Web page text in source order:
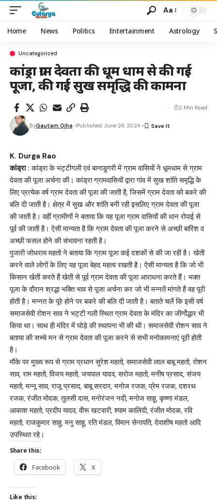
Aa
Home News Politics Entertainment Astrology
Uncategorized
कांड्रा ग्राम देवता की धूम धाम से की गई
पूजा, की गई सुख समृद्धि की कामना
ByGautam Ojha Published: June 24, 2024
2 Min Read
K. Durga Rao
कांड्रा : कांड्रा के भट्टीगली एवं बानाडुगरी में ग्राम वासियों ने धूमधाम से ग्राम
देवता की पूजा अर्चना की। कांड्रा ग्रामवासियों द्वारा गांव में सुख शांति समृद्धि के
लिए प्रत्येक वर्ष ग्राम देवता की पूजा की जाती है, जिसमें ग्राम देवता को बकरे की
बलि दी जाती है। क्षेत्र में सुख और शांति बनी रही इसलिए ग्राम देवता की पूजा
की जाती है। वहीं ग्रामीणों ने बताया कि यह पूजा ग्राम वासियों की धान रोपाई से
पूर्व की जाती है। ऐसी मान्यता है कि ग्राम देवता की पूजा करने से अच्छी बारिश व
अच्छी फसल होने की संभावना रहती है।
पुजारी जोधराय महतो ने बताया कि ग्राम पूजा कई दशकों से की जा रही है। खेती
करने वाले लोगों के लिए यह पूजा बेहद महत्व रखती है। ऐसी मान्यता है कि जो भी
किसान खेती करते हैं खेती से पूर्व ग्राम देवता की पूजा आराधना करते हैं। भक्त
पूजा के दौरान श्रद्धा भक्ति भाव से पूजा अर्चना कर जो भी मन्नतें मांगते हैं वह पूरी
होती है। मन्नत के पूरे होने पर बकरे की बलि दी जाती है। बताते चलें कि इसी वर्ष
समाजसेवी रोशन साव ने भट्टी गली स्थित ग्राम देवता के मंदिर का जीर्णोद्धार भी
किया था। साथ ही मंदिर में घोड़े की स्थापना भी की थी। समाजसेवी रोशन साव ने
बताया की सच्चे मन से ग्राम देवता की पूजा करने से सभी मनोकामनाएं पूरी होती
है।
मौके पर मुख्य रूप से ग्राम प्रधान सुरेश महतो, समाजसेवी लाल बाबू महतो, रोशन
साव, राम महतो, विजय महतो, जयपाल यादव, सरोज महतो, मनीष प्रसाद, संजय
महतो, मन्नू साव, राजू प्रसाद, बाबू सरदार, मनोज रजक, प्रेम रजक, दशरथ
रजक, रंजीत मोदक, तुलसी दास, मनोरंजन नदी, मनोज साहू, कृष्णा मंडल,
आकाश महतो, प्रदीप यादव, वीरू खटवारी, श्याम कालिंदी, रंजीत मोदक, रवि
महतो, राजकुमार साहू, मनु साहू, रति मंडल, विमान सेनापति, देवाशीष महतो आदि
उपस्थित रहे।
Share this:
Facebook X
Like this: